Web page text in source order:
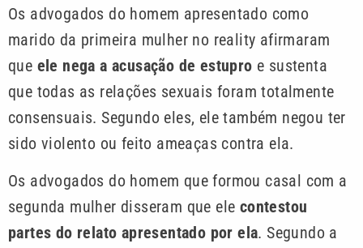
Os advogados do homem apresentado como
marido da primeira mulher no reality afirmaram
que ele nega a acusação de estupro e sustenta
que todas as relações sexuais foram totalmente
consensuais. Segundo eles, ele também negou ter
sido violento ou feito ameaças contra ela.
Os advogados do homem que formou casal com a
segunda mulher disseram que ele contestou
partes do relato apresentado por ela. Segundo a